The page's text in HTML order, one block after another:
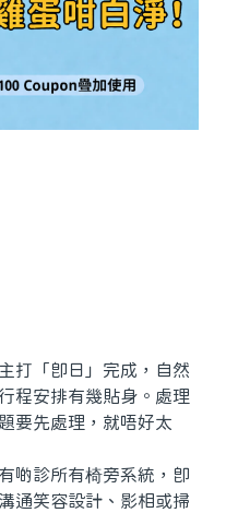
打「即日」完成，自然
程安排有幾貼身。處理
要先處理，就唔好太
啲診所有椅旁系統，即
通笑容設計、影相或掃